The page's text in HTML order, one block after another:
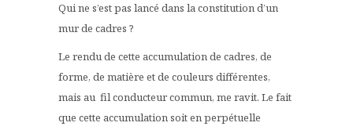
Qui ne s’est pas lancé dans la constitution d’un
mur de cadres ?
Le rendu de cette accumulation de cadres, de
forme, de matière et de couleurs différentes,
mais au fil conducteur commun, me ravit. Le fait
que cette accumulation soit en perpétuelle